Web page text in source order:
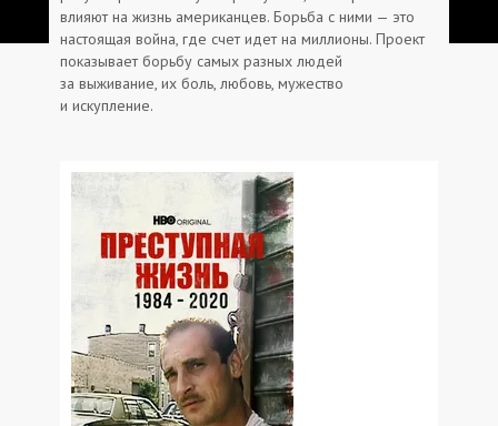
влияют на жизнь американцев. Борьба с ними — это
настоящая война, где счет идет на миллионы. Проект
показывает борьбу самых разных людей
за выживание, их боль, любовь, мужество
и искупление.